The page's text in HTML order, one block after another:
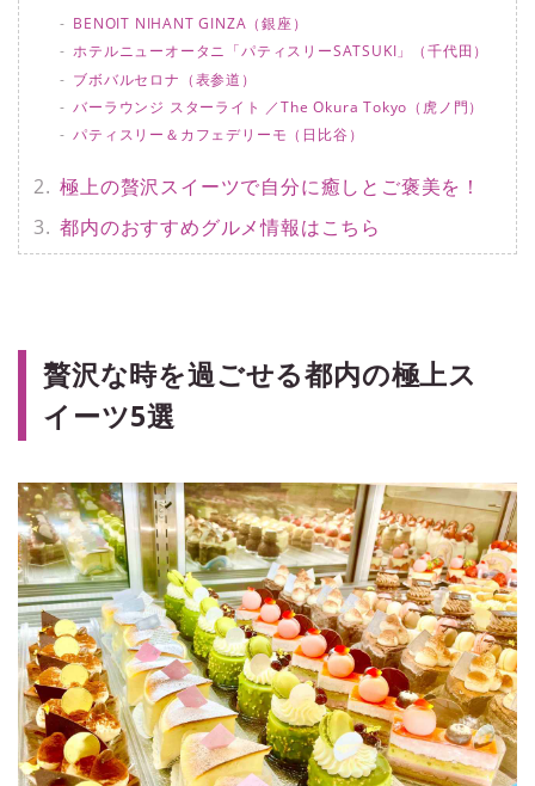
BENOIT NIHANT GINZA（銀座）
ホテルニューオータニ「パティスリーSATSUKI」（千代田）
ブボバルセロナ（表参道）
バーラウンジ スターライト ／The Okura Tokyo（虎ノ門）
パティスリー＆カフェデリーモ（日比谷）
極上の贅沢スイーツで自分に癒しとご褒美を！
都内のおすすめグルメ情報はこちら
贅沢な時を過ごせる都内の極上ス
イーツ5選